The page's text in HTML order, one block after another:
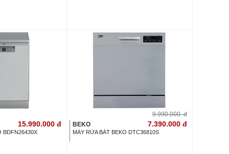
15.990.000 đ
BDFN26430X
9.990.000 đ
BEKO
7.390.000 đ
MÁY RỬA BÁT BEKO DTC36810S